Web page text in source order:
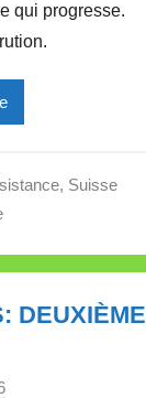
r
e
l
l
V
l
t
qui progresse.
, Suisse
DEUXIÈME